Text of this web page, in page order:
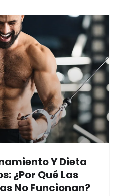
Y Dieta
¿Por Qué Las
No Funcionan?